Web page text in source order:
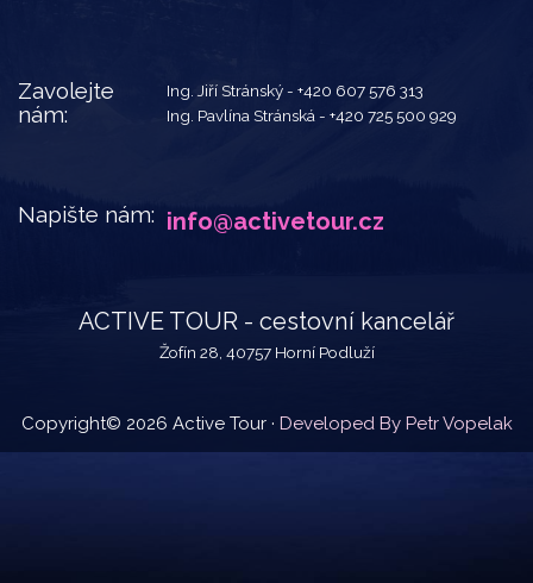
Zavolejte
nám:
Ing. Jiří Stránský -+420 607 576 313
Ing. Pavlína Stránská -+420 725 500 929
Napište nám: info@activetour.cz
ACTIVE TOUR - cestovní kancelář
Žofín 28, 40757 Horní Podluží
Copyright© 2026 Active Tour · Developed By Petr Vopelak